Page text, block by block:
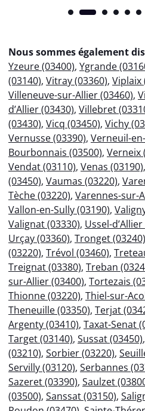
Nous sommes également
Yzeure (03400), Ygrande
(03140), Vitray (03360), Viplaix
Villeneuve-sur-Allier (03460),
d’Allier (03430), Villebret
(03430), Vicq (03450), Vichy
Vernusse (03390), Verneuil-en-
Bourbonnais (03500), Verneix
Vendat (03110), Venas (03190),
(03450), Vaumas (03220),
Tèche (03220), Varennes-sur-
Vallon-en-Sully (03190),
Valignat (03330), Ussel-
Urçay (03360), Tronget (03240)
(03220), Trévol (03460),
Treignat (03380), Treban
sur-Allier (03400), Tortezais
Thionne (03220), Thiel-sur-
Theneuille (03350), Terjat
Argenty (03410), Taxat-Senat
Target (03140), Sussat (03450),
(03210), Sorbier (03220),
Servilly (03120), Serbannes
Sazeret (03390), Saulzet
(03500), Sanssat (03150),